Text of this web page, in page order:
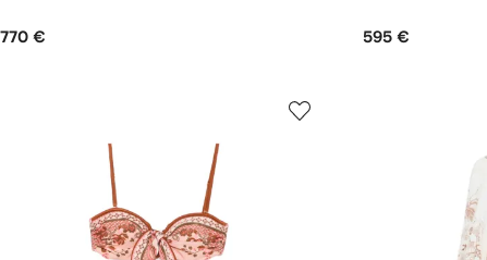
770 € 595 €